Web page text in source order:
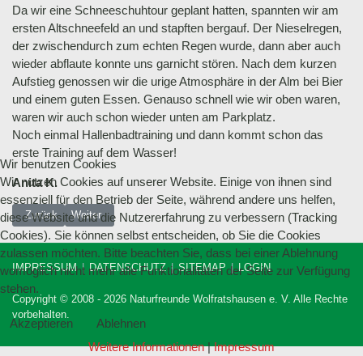
Da wir eine Schneeschuhtour geplant hatten, spannten wir am
ersten Altschneefeld an und stapften bergauf. Der Nieselregen,
der zwischendurch zum echten Regen wurde, dann aber auch
wieder abflaute konnte uns garnicht stören. Nach dem kurzen
Aufstieg genossen wir die urige Atmosphäre in der Alm bei Bier
und einem guten Essen. Genauso schnell wie wir oben waren,
waren wir auch schon wieder unten am Parkplatz.
Noch einmal Hallenbadtraining und dann kommt schon das
erste Training auf dem Wasser!
Anita K.
Vorheriger Beitrag: 15.03.2024 Eskimotiertraining mit den Naturfreunden
Zurück Nächster Beitrag: 08.03.2024 Ausbildungsabend -
Weiter
IMPRESSUM DATENSCHUTZ SITEMAP LOGIN
Copyright © 2008 - 2026 Naturfreunde Wolfratshausen e. V. Alle Rechte
vorbehalten.
Wir benutzen Cookies
Wir nutzen Cookies auf unserer Website. Einige von ihnen sind
essenziell für den Betrieb der Seite, während andere uns helfen,
diese Website und die Nutzererfahrung zu verbessern (Tracking
Cookies). Sie können selbst entscheiden, ob Sie die Cookies
zulassen möchten. Bitte beachten Sie, dass bei einer Ablehnung
womöglich nicht mehr alle Funktionalitäten der Seite zur Verfügung
stehen.
Akzeptieren
Ablehnen
Weitere Informationen|Impressum